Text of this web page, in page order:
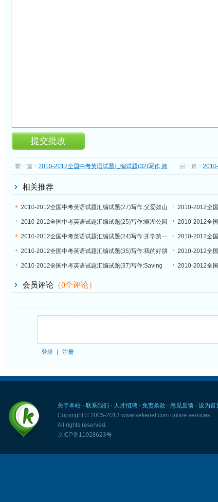
前一篇： 2010-2012全国中考英语试题汇编试题(32)写作:嫦
后一篇：
相关推荐
2010-2012全国中考英语试题汇编试题(27)写作:父爱如山
2010-2012全
件
2010-2012全国中考英语试题汇编试题(25)写作:翠湖公园
2010-2012全
天
2010-2012全国中考英语试题汇编试题(24)写作:开学第一
天
2010-2012全
夏令营
2010-2012全国中考英语试题汇编试题(35)写作:我的好朋
友Li Lei
2010-2012全
的生活习惯
2010-2012全国中考英语试题汇编试题(37)写作:Saving
2010-2012全
会员评论 （0个评论）
登录 注册
关于本站- 联系我们 - 人才招聘- 免责条款 - 意见反馈- 设为首
Copyright © 2005-2013 www.kekenet.com online services.
All rights reserved.
京ICP备11028623号